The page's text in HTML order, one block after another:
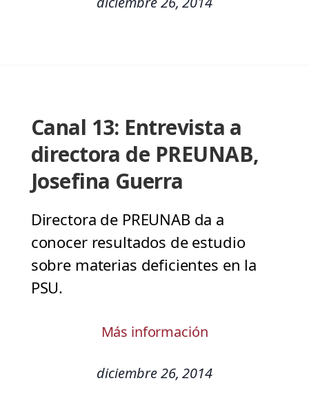
Canal 13: Entrevista a
directora de PREUNAB,
Josefina Guerra
Directora de PREUNAB da a
conocer resultados de estudio
sobre materias deficientes en la
PSU.
Más información
diciembre 26, 2014